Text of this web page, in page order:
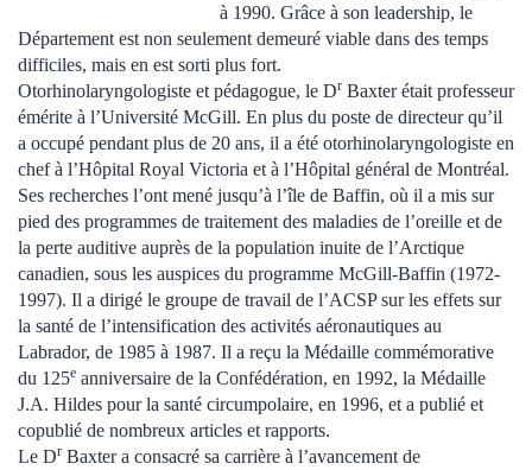
à 1990. Grâce à son leadership, le
Département est non seulement demeuré viable dans des temps
difficiles, mais en est sorti plus fort.
Otorhinolaryngologiste et pédagogue, le Dr Baxter était professeur
émérite à l’Université McGill. En plus du poste de directeur qu’il
a occupé pendant plus de 20 ans, il a été otorhinolaryngologiste en
chef à l’Hôpital Royal Victoria et à l’Hôpital général de Montréal.
Ses recherches l’ont mené jusqu’à l’île de Baffin, où il a mis sur
pied des programmes de traitement des maladies de l’oreille et de
la perte auditive auprès de la population inuite de l’Arctique
canadien, sous les auspices du programme McGill-Baffin (1972-
1997). Il a dirigé le groupe de travail de l’ACSP sur les effets sur
la santé de l’intensification des activités aéronautiques au
Labrador, de 1985 à 1987. Il a reçu la Médaille commémorative
du 125e anniversaire de la Confédération, en 1992, la Médaille
J.A. Hildes pour la santé circumpolaire, en 1996, et a publié et
copublié de nombreux articles et rapports.
Le Dr Baxter a consacré sa carrière à l’avancement de